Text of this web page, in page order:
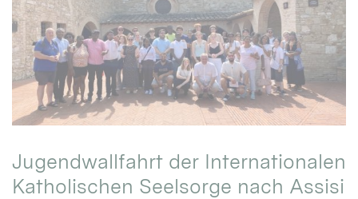
Jugendwallfahrt der Internationalen
Katholischen Seelsorge nach Assisi